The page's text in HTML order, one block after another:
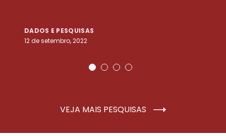
DADOS E PESQUISAS
12 de setembro, 2022
VEJA MAIS PESQUISAS